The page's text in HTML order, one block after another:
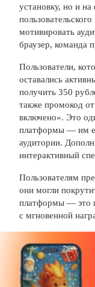
установку, но и
мотивировать
браузер, команда
Пользователи,
оставались
получить 350
также промокод
включено». Это
платформы — им
аудитории.
интерактивный
Пользователям
они могли
платформы — это
с мгновенной